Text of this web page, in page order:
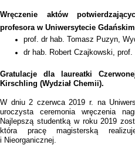
Wręczenie aktów
profesora w Uniwersytecie
prof. dr hab. Tomasz Puzyn,
dr hab. Robert Czajkowski,
Gratulacje dla laureatki
Kirschling (Wydział Chemii).
W dniu 2 czerwca 2019 r. na
uroczysta ceremonia wręczenia
Najlepszą studentką w roku 2019
która pracę magisterską
i Nieorganicznej.